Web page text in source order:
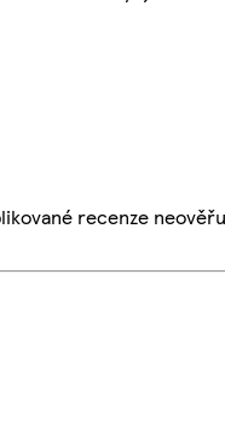
recenze